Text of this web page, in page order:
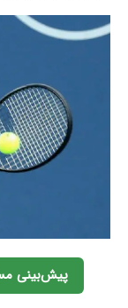
پیش‌بینی